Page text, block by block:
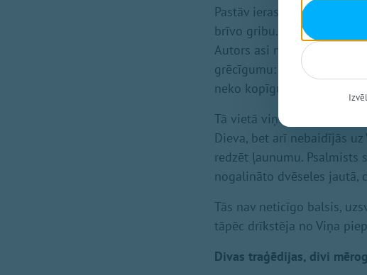
Pastāv ierastās
brīvo gribu. Bet, stāvot pie
Autors asi norobežojas arī
grēcīgumu: dievam, kurš
neko kopīgu.
Tā vietā viņš izvēlas citu
Dieva, bet arī nebaidījās
redzēt ļaunumu. Psalmists
nogalināto dvēseles jautā,
Tās nav neticīgo balsis,
tāpēc drīkstēja no Viņa
Divas traģēdijas, divi